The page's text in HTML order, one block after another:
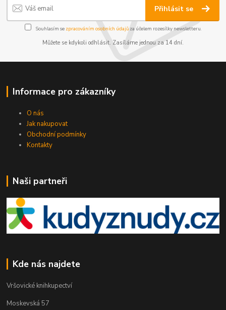
Přihlásit se
Souhlasím se zpracováním osobních údajůza účelem rozesílky newsletteru.
Můžete se kdykoli odhlásit. Zasíláme jednou za 14 dní.
Informace pro zákazníky
O nás
Jak nakupovat
Obchodní podmínky
Kontakty
Naši partneři
Kde nás najdete
Vršovické knihkupectví
Moskevská 57